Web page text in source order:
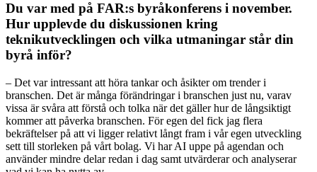
Du var med på FAR:s byråkonferens i november.
Hur upplevde du diskussionen kring
teknikutvecklingen och vilka utmaningar står din
byrå inför?
– Det var intressant att höra tankar och åsikter om trender i
branschen. Det är många förändringar i branschen just nu, varav
vissa är svåra att förstå och tolka när det gäller hur de långsiktigt
kommer att påverka branschen. För egen del fick jag flera
bekräftelser på att vi ligger relativt långt fram i vår egen utveckling
sett till storleken på vårt bolag. Vi har AI uppe på agendan och
använder mindre delar redan i dag samt utvärderar och analyserar